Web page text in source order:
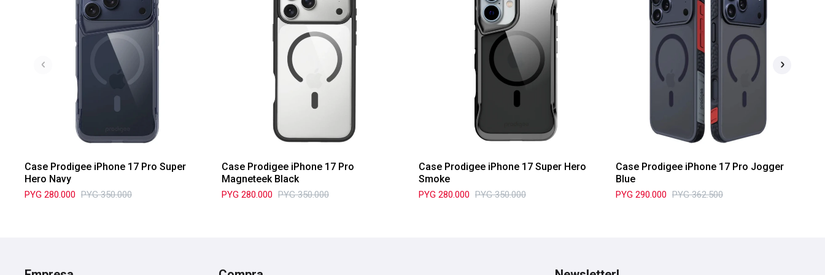
Case Prodigee iPhone 17 Pro Super
Hero Navy
PYG 280.000 PYG 350.000
Case Prodigee iPhone 17 Pro
Magneteek Black
PYG 280.000 PYG 350.000
Case Prodigee iPhone 17 Super Hero
Smoke
PYG 280.000 PYG 350.000
Case Prodigee iPhone 17 Pro Jogger
Blue
PYG 290.000 PYG 362.500